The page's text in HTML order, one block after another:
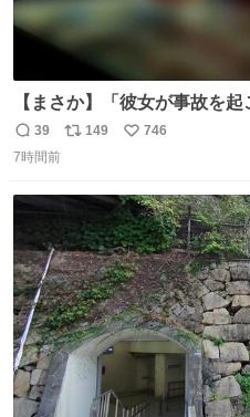
【まさか】「彼女が事故を
した男、AIの相談履歴で“ウソ発覚” 警察が男の
収して解析すると、出頭する
かし、AIの回答は「正直に警
返
信
39
リ
ト
数
149
い
数
746
7時間前